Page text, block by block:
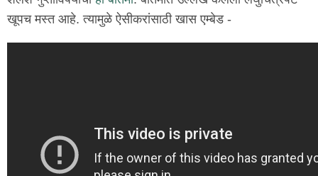
खूपच मस्त आहे. त्यामुळे ऐसीकरांसाठी खास एम्बेड -